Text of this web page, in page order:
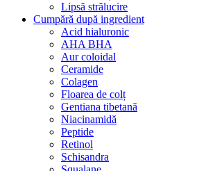
Lipsă strălucire
Cumpără după ingredient
Acid hialuronic
AHA BHA
Aur coloidal
Ceramide
Colagen
Floarea de colț
Gentiana tibetană
Niacinamidă
Peptide
Retinol
Schisandra